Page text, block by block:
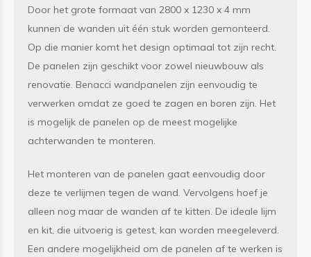
Door het grote formaat van 2800 x 1230 x 4 mm
kunnen de wanden uit één stuk worden gemonteerd.
Op die manier komt het design optimaal tot zijn recht.
De panelen zijn geschikt voor zowel nieuwbouw als
renovatie. Benacci wandpanelen zijn eenvoudig te
verwerken omdat ze goed te zagen en boren zijn. Het
is mogelijk de panelen op de meest mogelijke
achterwanden te monteren.
Het monteren van de panelen gaat eenvoudig door
deze te verlijmen tegen de wand. Vervolgens hoef je
alleen nog maar de wanden af te kitten. De ideale lijm
en kit, die uitvoerig is getest, kan worden meegeleverd.
Een andere mogelijkheid om de panelen af te werken is